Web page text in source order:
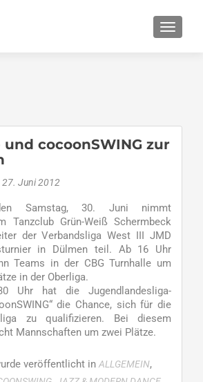
und cocoonSWING zur
27. Juni 2012
Samstag, 30. Juni nimmt
Tanzclub Grün-Weiß Schermbeck
der Verbandsliga West III JMD
in Dülmen teil. Ab 16 Uhr
Teams in der CBG Turnhalle um
in der Oberliga.
Uhr hat die Jugendlandesliga-
die Chance, sich für die
zu qualifizieren. Bei diesem
Mannschaften um zwei Plätze.
veröffentlicht in ALLGEMEIN,